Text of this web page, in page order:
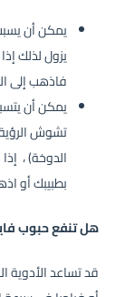
يمكن أن
فاذهب إلى
يمكن أن
تشوش
الدوخة) ،
بطبيبك أو
هل تنفع حبوب
قد تساعد الأدوية